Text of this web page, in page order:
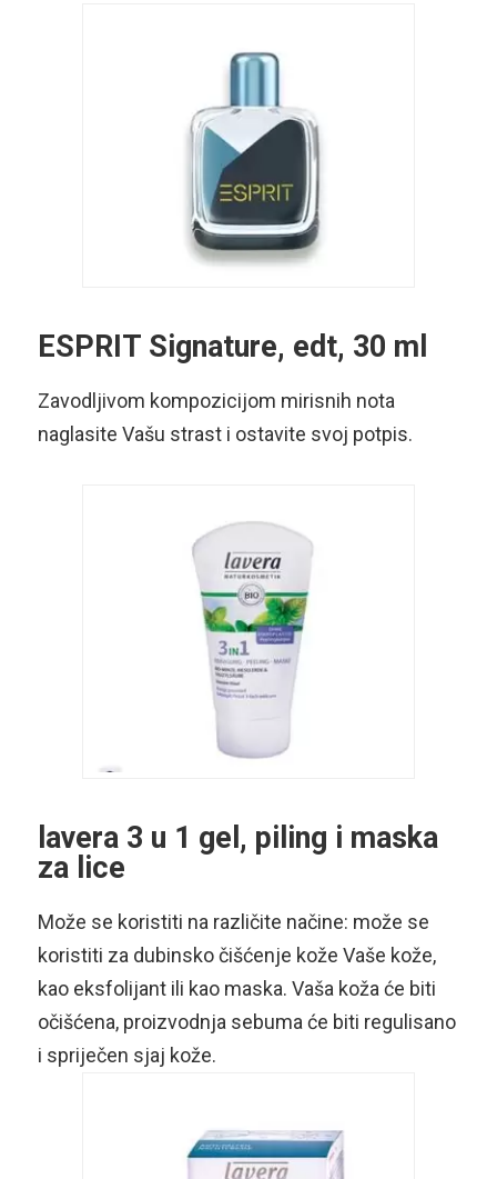
ESPRIT Signature, edt, 30 ml
Zavodljivom kompozicijom mirisnih nota
naglasite Vašu strast i ostavite svoj potpis.
lavera 3 u 1 gel, piling i maska
za lice
Može se koristiti na različite načine: može se
koristiti za dubinsko čišćenje kože Vaše kože,
kao eksfolijant ili kao maska. Vaša koža će biti
očišćena, proizvodnja sebuma će biti regulisano
i spriječen sjaj kože.